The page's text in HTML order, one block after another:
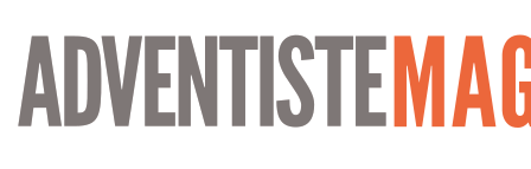
Aller
contenu